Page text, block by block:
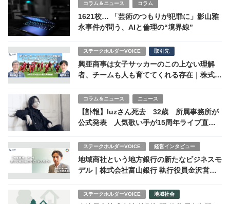
コラム＆ニュース コラム
1621枚… 「芸術のつもりが犯罪に」影山雅
永事件が問う、AIと倫理の“境界線”
ステークホルダーVOICE 取引先
興亜商事は女子サッカーのこの上ない理解
者、チームも人も育ててくれる存在｜株式会
コラム＆ニュース ニュース
【訃報】luzさん死去 32歳 所属事務所が
公式発表 人気歌い手が15周年ライブ直前
ステークホルダーVOICE 経営インタビュー
地域商社という地方銀行の新たなビジネスモ
デル｜株式会社富山銀行 執行役員金沢営業
ステークホルダーVOICE 地域社会